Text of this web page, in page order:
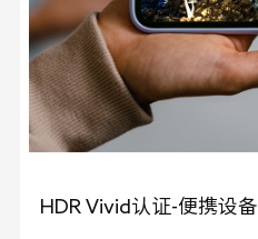
HDR Vivid认证-便携设备